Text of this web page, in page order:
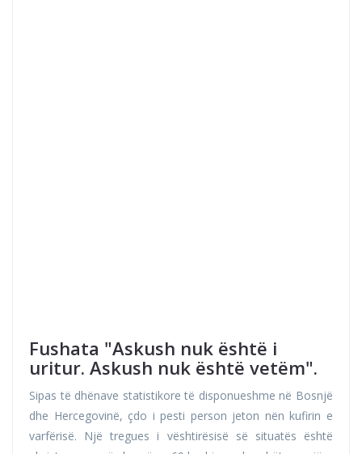
Fushata "Askush nuk është i
uritur. Askush nuk është vetëm".
Sipas të dhënave statistikore të disponueshme në Bosnjë
dhe Hercegovinë, çdo i pesti person jeton nën kufirin e
varfërisë. Një tregues i vështirësisë së situatës është